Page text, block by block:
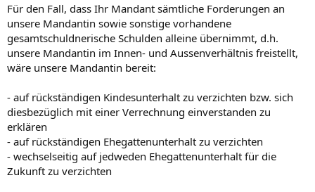
Für den Fall, dass Ihr Mandant sämtliche Forderungen an
unsere Mandantin sowie sonstige vorhandene
gesamtschuldnerische Schulden alleine übernimmt, d.h.
unsere Mandantin im Innen- und Aussenverhältnis freistellt,
wäre unsere Mandantin bereit:
- auf rückständigen Kindesunterhalt zu verzichten bzw. sich
diesbezüglich mit einer Verrechnung einverstanden zu
erklären
- auf rückständigen Ehegattenunterhalt zu verzichten
- wechselseitig auf jedweden Ehegattenunterhalt für die
Zukunft zu verzichten